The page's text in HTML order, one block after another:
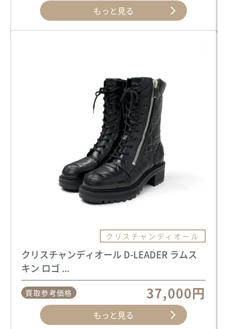
もっと見る
クリスチャンディオール
クリスチャンディオール D-LEADER ラムス
キン ロゴ ...
買取参考価格 37,000円
もっと見る